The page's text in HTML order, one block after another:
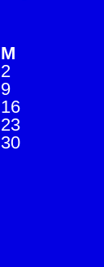
M
2
9
16
23
30